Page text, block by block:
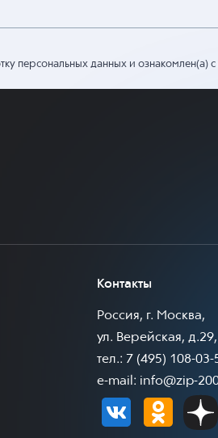
персональных данных и ознакомлен(а) с
Контакты
Россия, г. Москва,
ул. Верейская,
тел.: 7 (495) 108-03-
e-mail: info@zip-